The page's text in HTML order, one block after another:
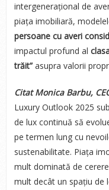
intergenerațional de
piața imobiliară,
persoane cu averi
impactul profund al
trăit” asupra valorii
Citat Monica Barbu,
Luxury Outlook 2025
de lux continuă să
pe termen lung cu
sustenabilitate. Piața
mult dominată de
mult decât un spațiu de